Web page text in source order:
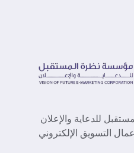
للدعاية والإعلان
التسويق الإلكتروني